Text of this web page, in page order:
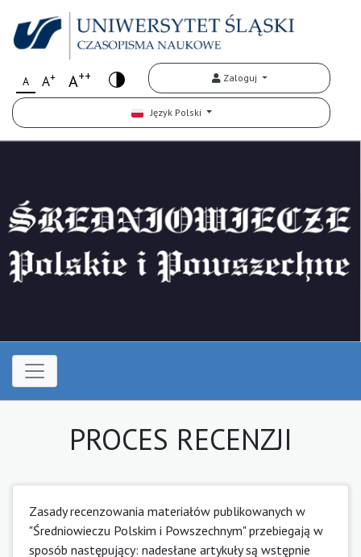
A A+ A++ Zaloguj
Język Polski
PROCES RECENZJI
Zasady recenzowania materiałów publikowanych w
"Średniowieczu Polskim i Powszechnym" przebiegają w
sposób następujący: nadesłane artykuły są wstępnie